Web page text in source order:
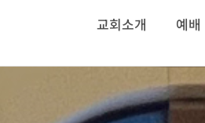
교회소개 예배